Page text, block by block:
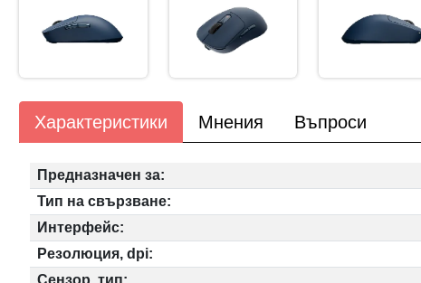
Характеристики Мнения Въпроси
Предназначен за:
Тип на свързване:
Интерфейс:
Резолюция, dpi:
Сензор, тип: